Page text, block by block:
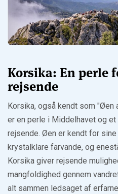
Korsika: En perle
rejsende
Korsika, også kendt som "Øen
er en perle i Middelhavet og
rejsende. Øen er kendt for
krystalklare farvande, og
Korsika giver rejsende
mangfoldighed gennem
alt sammen ledsaget af